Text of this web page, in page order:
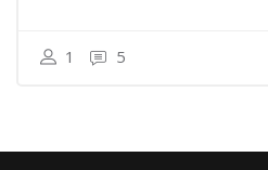
1 5